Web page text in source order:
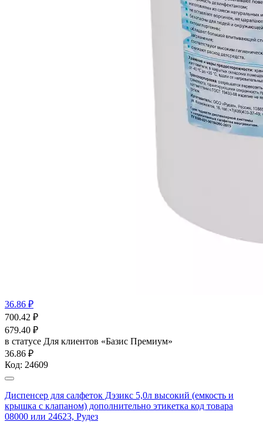
36.86 ₽
700.42 ₽
679.40 ₽
в статусе Для клиентов «Базис Премиум»
36.86 ₽
Код: 24609
Диспенсер для салфеток Дэзикс 5,0л высокий (емкость и
крышка с клапаном) дополнительно этикетка код товара
08000 или 24623, Рудез